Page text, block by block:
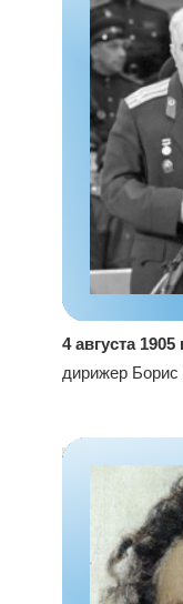
4 августа 1905
дирижер Борис